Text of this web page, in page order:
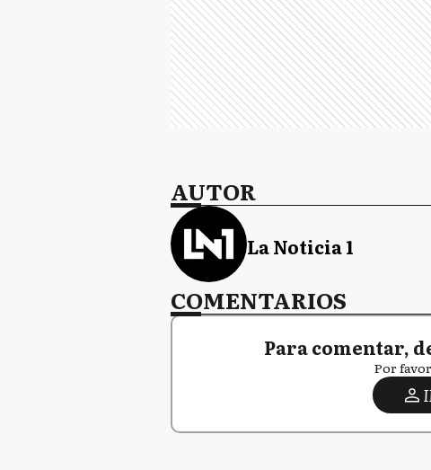
AUTOR
La Noticia 1
COMENTARIOS
Para comentar,
Por